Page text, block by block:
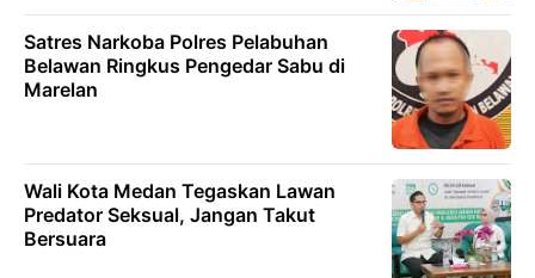
Satres Narkoba Polres Pelabuhan
Belawan Ringkus Pengedar Sabu di
Marelan
Wali Kota Medan Tegaskan Lawan
Predator Seksual, Jangan Takut
Bersuara